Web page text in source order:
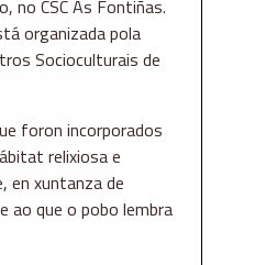
no CSC As Fontiñas.
organizada pola
Socioculturais de
foron incorporados
relixiosa e
en xuntanza de
ao que o pobo lembra